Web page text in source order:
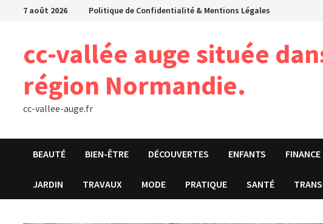
Passer7 août 2026 Politique de Confidentialité & Mentions Légales
cc-vallée auge située
région Normandie.
cc-vallee-auge.fr
BEAUTÉ BIEN-ÊTRE DÉCOUVERTES ENFANTS FINANCE
JARDIN TRAVAUX MODE PRATIQUE SANTÉ